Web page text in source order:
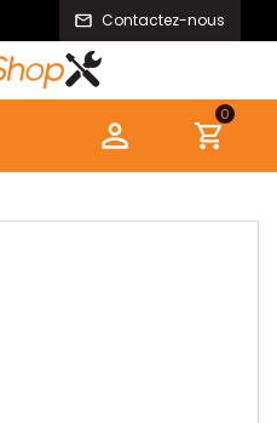
Contactez-nous

0